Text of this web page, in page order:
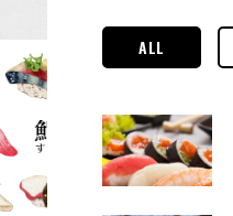
ALL